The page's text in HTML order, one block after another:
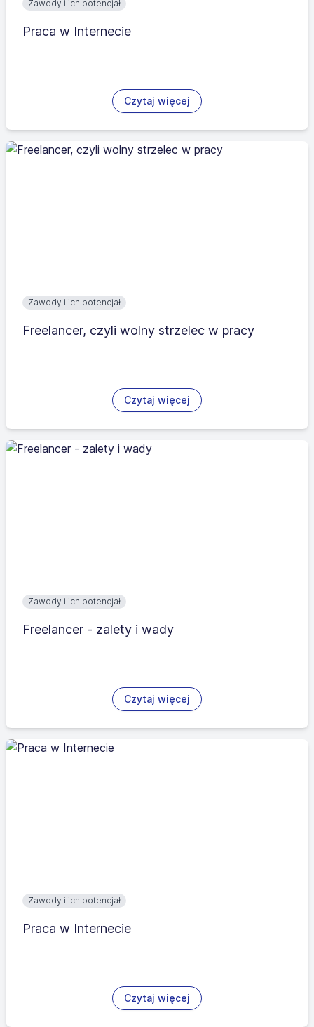
Zawody i ich potencjał
Praca w Internecie
Czytaj więcej
Zawody i ich potencjał
Freelancer, czyli wolny strzelec w pracy
Czytaj więcej
Zawody i ich potencjał
Freelancer - zalety i wady
Czytaj więcej
Zawody i ich potencjał
Praca w Internecie
Czytaj więcej